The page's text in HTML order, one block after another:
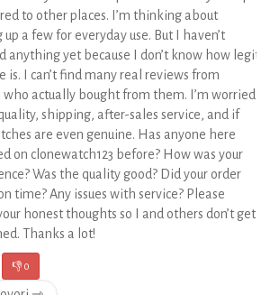
to other places. I’m thinking about
up a few for everyday use. But I haven’t
anything yet because I don’t know how legit
is. I can’t find many real reviews from
who actually bought from them. I’m worried
shipping, after-sales service, and if
are even genuine. Has anyone here
on clonewatch123 before? How was your
Was the quality good? Did your order
time? Any issues with service? Please
honest thoughts so I and others don’t get
Thanks a lot!
👎0